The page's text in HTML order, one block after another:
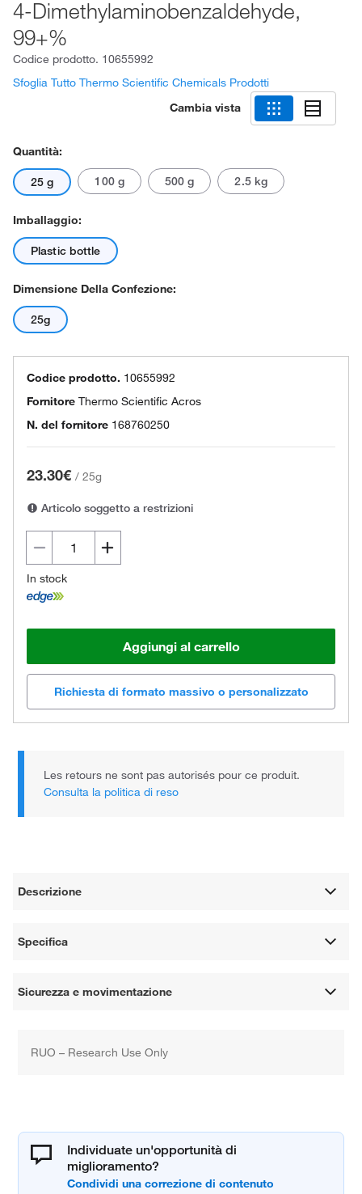
4-Dimethylaminobenzaldehyde,
99+%
Codice prodotto. 10655992
Sfoglia Tutto Thermo Scientific Chemicals Prodotti
Cambia vista
Quantità:
25 g 100 g 500 g 2.5 kg
Imballaggio:
Plastic bottle
Dimensione Della Confezione:
25g
Codice prodotto. 10655992
Fornitore Thermo Scientific Acros
N. del fornitore 168760250
23.30€ / 25g
Articolo soggetto a restrizioni
In stock
Aggiungi al carrello
Richiesta di formato massivo o personalizzato
Les retours ne sont pas autorisés pour ce produit.
Consulta la politica di reso
Descrizione
Specifica
Sicurezza e movimentazione
RUO – Research Use Only
Individuate un'opportunità di
miglioramento?